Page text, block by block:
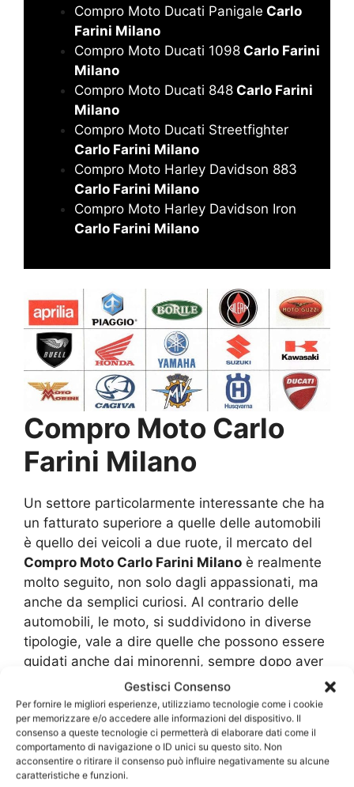
Gestisci Consenso
Per fornire le migliori esperienze, utilizziamo tecnologie come i cookie
per memorizzare e/o accedere alle informazioni del dispositivo. Il
consenso a queste tecnologie ci permetterà di elaborare dati come il
comportamento di navigazione o ID unici su questo sito. Non
acconsentire o ritirare il consenso può influire negativamente su alcune
caratteristiche e funzioni.
Compro Moto Ducati Panigale Carlo
Farini Milano
Compro Moto Ducati 1098 Carlo Farini
Milano
Compro Moto Ducati 848 Carlo Farini
Milano
Compro Moto Ducati Streetfighter
Carlo Farini Milano
Compro Moto Harley Davidson 883
Carlo Farini Milano
Compro Moto Harley Davidson Iron
Carlo Farini Milano
Compro Moto Carlo
Farini Milano
Un settore particolarmente interessante che ha
un fatturato superiore a quelle delle automobili
è quello dei veicoli a due ruote, il mercato del
Compro Moto Carlo Farini Milano è realmente
molto seguito, non solo dagli appassionati, ma
anche da semplici curiosi. Al contrario delle
automobili, le moto, si suddividono in diverse
tipologie, vale a dire quelle che possono essere
guidati anche dai minorenni, sempre dopo aver
preso il patentino, e quelle che sono da correre
in pista o nei motocross.
In questa fascia di veicoli si ha un interesse
molto alto per quanto riguarda ilCompro Moto
Carlo Farini Milano